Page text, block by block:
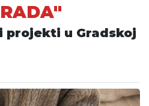
projekti u Gradskoj